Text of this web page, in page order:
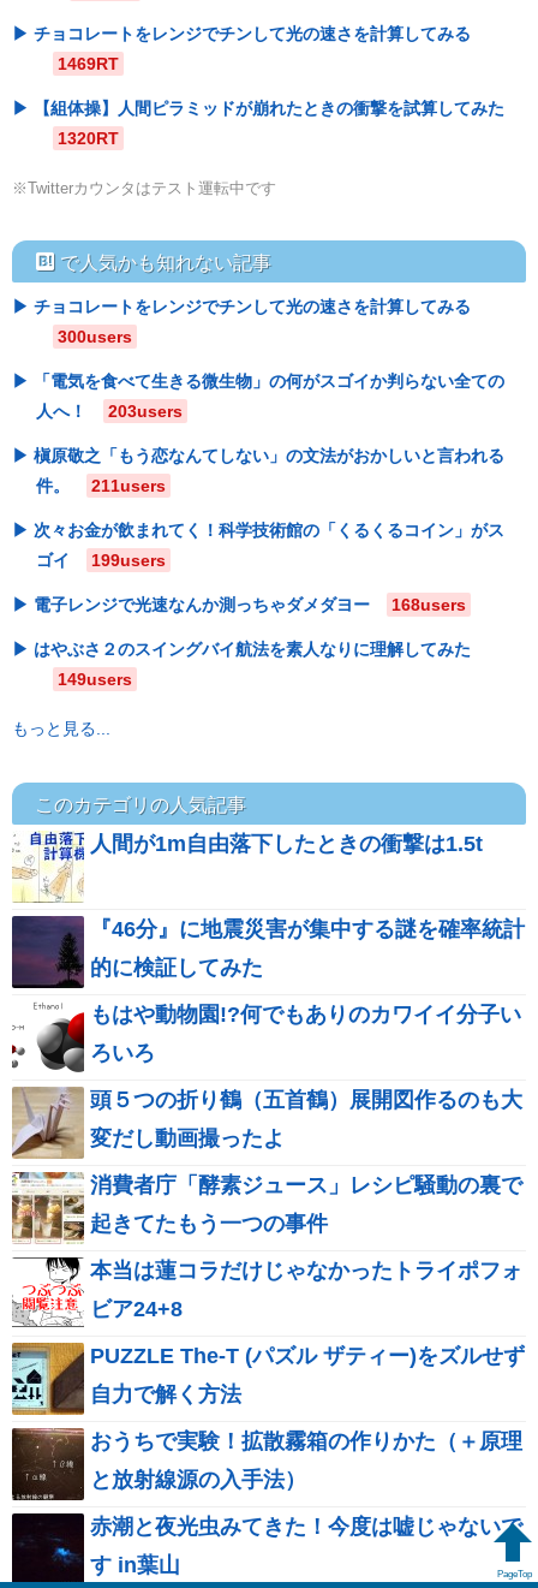
チョコレートをレンジでチンして光の速さを計算してみる
1469RT
【組体操】人間ピラミッドが崩れたときの衝撃を試算してみた
1320RT
※Twitterカウンタはテスト運転中です
hatebu で人気かも知れない記事
チョコレートをレンジでチンして光の速さを計算してみる
300users
「電気を食べて生きる微生物」の何がスゴイか判らない全ての
人へ！
203users
槇原敬之「もう恋なんてしない」の文法がおかしいと言われる
件。
211users
次々お金が飲まれてく！科学技術館の「くるくるコイン」がス
ゴイ
199users
電子レンジで光速なんか測っちゃダメダヨー 168users
はやぶさ２のスイングバイ航法を素人なりに理解してみた
149users
もっと見る...
このカテゴリの人気記事
人間が1m自由落下したときの衝撃は1.5t
『46分』に地震災害が集中する謎を確率統計
的に検証してみた
もはや動物園!?何でもありのカワイイ分子い
ろいろ
頭５つの折り鶴（五首鶴）展開図作るのも大
変だし動画撮ったよ
消費者庁「酵素ジュース」レシピ騒動の裏で
起きてたもう一つの事件
本当は蓮コラだけじゃなかったトライポフォ
ビア24+8
PUZZLE The-T (パズル ザティー)をズルせず
自力で解く方法
おうちで実験！拡散霧箱の作りかた（＋原理
と放射線源の入手法）
赤潮と夜光虫みてきた！今度は嘘じゃないで
す in葉山